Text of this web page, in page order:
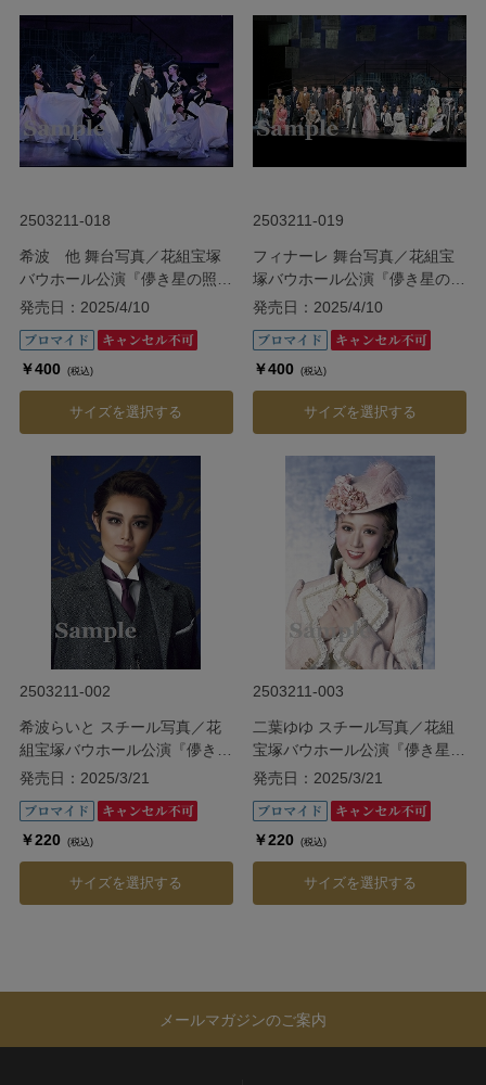
2503211-018
希波 他 舞台写真／花組宝塚
バウホール公演『儚き星の照ら
す海の果てに』
発売日：2025/4/10
￥400 (税込)
サイズを選択する
2503211-019
フィナーレ 舞台写真／花組宝
塚バウホール公演『儚き星の照
らす海の果てに』
発売日：2025/4/10
￥400 (税込)
サイズを選択する
2503211-002
希波らいと スチール写真／花
組宝塚バウホール公演『儚き星
の照らす海の果てに』
発売日：2025/3/21
￥220 (税込)
サイズを選択する
2503211-003
二葉ゆゆ スチール写真／花組
宝塚バウホール公演『儚き星の
照らす海の果てに』
発売日：2025/3/21
￥220 (税込)
サイズを選択する
メールマガジンのご案内